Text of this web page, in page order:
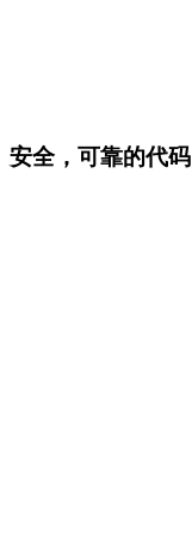
安全，可靠的代码